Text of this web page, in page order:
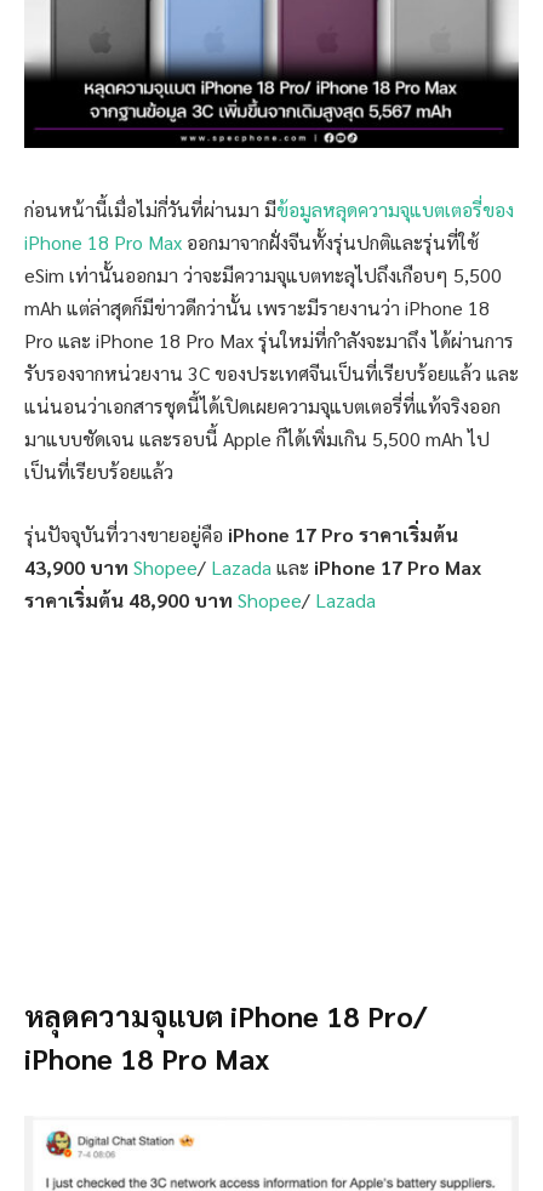
ก่อนหน้านี้เมื่อไม่กี่วันที่ผ่านมา มีข้อมูลหลุดความจุแบตเตอรี่ของ
iPhone 18 Pro Max ออกมาจากฝั่งจีนทั้งรุ่นปกติและรุ่นที่ใช้
eSim เท่านั้นออกมา ว่าจะมีความจุแบตทะลุไปถึงเกือบๆ 5,500
mAh แต่ล่าสุดก็มีข่าวดีกว่านั้น เพราะมีรายงานว่า iPhone 18
Pro และ iPhone 18 Pro Max รุ่นใหม่ที่กำลังจะมาถึง ได้ผ่านการ
รับรองจากหน่วยงาน 3C ของประเทศจีนเป็นที่เรียบร้อยแล้ว และ
แน่นอนว่าเอกสารชุดนี้ได้เปิดเผยความจุแบตเตอรี่ที่แท้จริงออก
มาแบบชัดเจน และรอบนี้ Apple ก็ได้เพิ่มเกิน 5,500 mAh ไป
เป็นที่เรียบร้อยแล้ว
รุ่นปัจจุบันที่วางขายอยู่คือ iPhone 17 Pro ราคาเริ่มต้น
43,900 บาท Shopee/ Lazada และ iPhone 17 Pro Max
ราคาเริ่มต้น 48,900 บาท Shopee/ Lazada
หลุดความจุแบต iPhone 18 Pro/
iPhone 18 Pro Max